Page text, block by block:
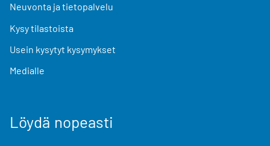
Neuvonta ja tietopalvelu
Kysy tilastoista
Usein kysytyt kysymykset
Medialle
Löydä nopeasti